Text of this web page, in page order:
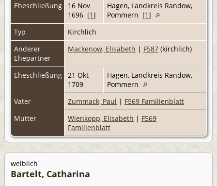
Eheschließung
16 Nov
1696 [1]
Hagen, Landkreis Randow,
Pommern [1]
Typ
Kirchlich
Anderer
Ehepartner
Mackenow, Elisabeth | F587 (kirchlich)
Eheschließung
21 Okt
1709
Hagen, Landkreis Randow,
Pommern
Vater
Zummack, Paul | F569 Familienblatt
Mutter
Wienkopp, Elisabeth | F569
Familienblatt
weiblich
Bartelt, Catharina